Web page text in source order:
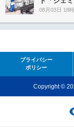
08月03日 18
プライバシー
ポリシー
Copyright ©